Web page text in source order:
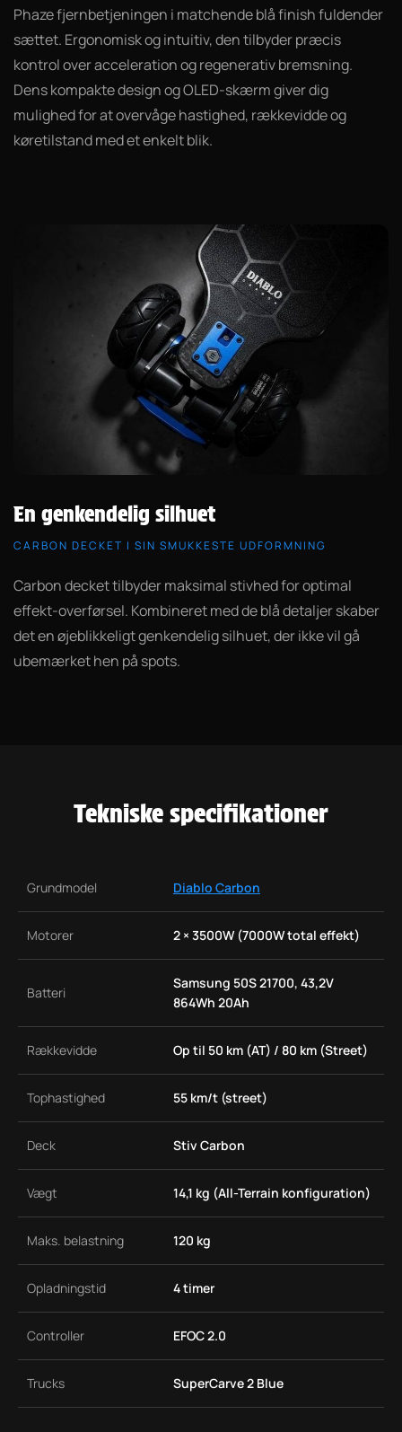
Phaze fjernbetjeningen i matchende blå finish fuldender
sættet. Ergonomisk og intuitiv, den tilbyder præcis
kontrol over acceleration og regenerativ bremsning.
Dens kompakte design og OLED-skærm giver dig
mulighed for at overvåge hastighed, rækkevidde og
køretilstand med et enkelt blik.
En genkendelig silhuet
CARBON DECKET I SIN SMUKKESTE UDFORMNING
Carbon decket tilbyder maksimal stivhed for optimal
effekt-overførsel. Kombineret med de blå detaljer skaber
det en øjeblikkeligt genkendelig silhuet, der ikke vil gå
ubemærket hen på spots.
Tekniske specifikationer
Grundmodel Diablo Carbon
Motorer 2 × 3500W (7000W total effekt)
Batteri
Samsung 50S 21700, 43,2V
864Wh 20Ah
Rækkevidde Op til 50 km (AT) / 80 km (Street)
Tophastighed 55 km/t (street)
Deck Stiv Carbon
Vægt 14,1 kg (All-Terrain konfiguration)
Maks. belastning 120 kg
Opladningstid 4 timer
Controller EFOC 2.0
Trucks SuperCarve 2 Blue